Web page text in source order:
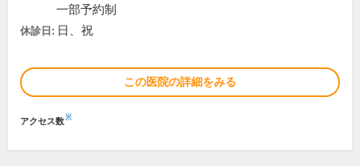
一部予約制
休診日: 日、祝
この医院の詳細をみる
アクセス数※